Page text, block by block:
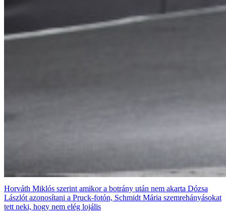
Horváth Miklós szerint amikor a botrány után nem akarta Dózsa
Lászlót azonosítani a Pruck-fotón, Schmidt Mária szemrehányásokat
tett neki, hogy nem elég lojális